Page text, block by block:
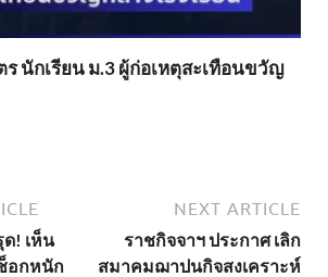
นักเรียน ม.3 ผู้ก่อเหตุสะเทือนขวัญ
! เห็น
อกหนัก
NEXT ARTICLE
ราชกิจจาฯ ประกาศ เลิก
สมาคมฌาปนกิจสงเคราะห์